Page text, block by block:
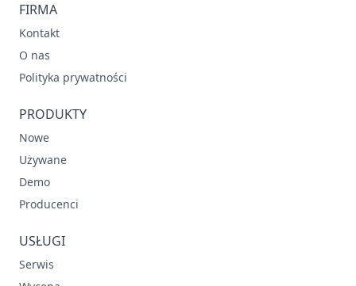
FIRMA
Kontakt
O nas
Polityka prywatności
PRODUKTY
Nowe
Używane
Demo
Producenci
USŁUGI
Serwis